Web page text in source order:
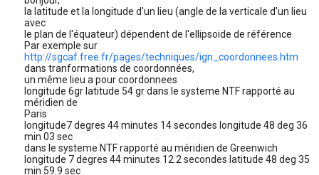
la latitude et la longitude d'un lieu (angle de la verticale d'un lieu
avec
le plan de l'équateur) dépendent de l'ellipsoide de référence
Par exemple sur
http://sgcaf.free.fr/pages/techniques/ign_coordonnees.htm
dans tranformations de coordonnées,
un même lieu a pour coordonnees
longitude 6gr latitude 54 gr dans le systeme NTF rapporté au
méridien de
Paris
longitude7 degres 44 minutes 14 secondes longitude 48 deg 36
min 03 sec
dans le systeme NTF rapporté au méridien de Greenwich
longitude 7 degres 44 minutes 12.2 secondes latitude 48 deg 35
min 59.9 sec